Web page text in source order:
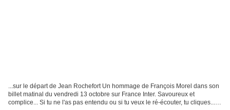
...sur le départ de Jean Rochefort Un hommage de François Morel dans son
billet matinal du vendredi 13 octobre sur France Inter. Savoureux et
complice... Si tu ne l'as pas entendu ou si tu veux le ré-écouter, tu cliques...